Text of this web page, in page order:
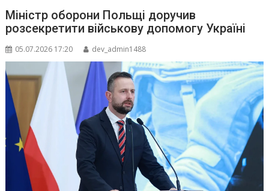
Міністр оборони Польщі доручив
розсекретити військову допомогу Україні
05.07.2026 17:20 dev_admin1488